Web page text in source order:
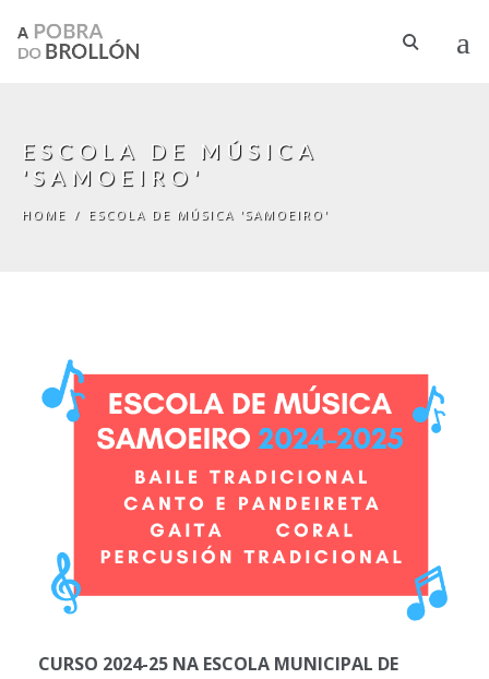
ESCOLA DE MÚSICA
'SAMOEIRO'
HOME / ESCOLA DE MÚSICA 'SAMOEIRO'
CURSO 2024-25 NA ESCOLA MUNICIPAL DE